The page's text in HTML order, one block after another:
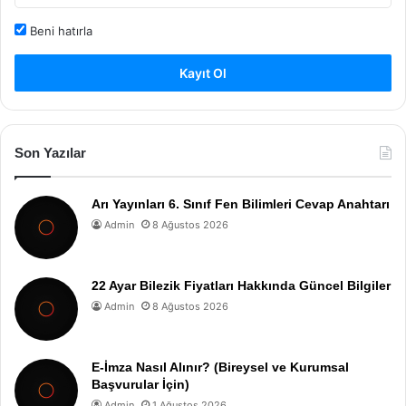
Beni hatırla
Kayıt Ol
Son Yazılar
Arı Yayınları 6. Sınıf Fen Bilimleri Cevap Anahtarı
Admin 8 Ağustos 2026
22 Ayar Bilezik Fiyatları Hakkında Güncel Bilgiler
Admin 8 Ağustos 2026
E-İmza Nasıl Alınır? (Bireysel ve Kurumsal
Başvurular İçin)